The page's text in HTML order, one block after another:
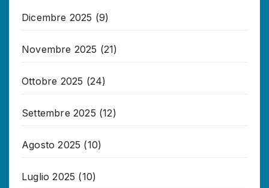
Dicembre 2025 (9)
Novembre 2025 (21)
Ottobre 2025 (24)
Settembre 2025 (12)
Agosto 2025 (10)
Luglio 2025 (10)